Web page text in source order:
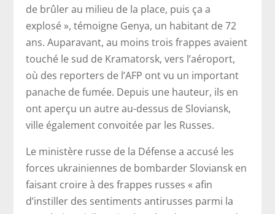
de brûler au milieu de la place, puis ça a
explosé », témoigne Genya, un habitant de 72
ans. Auparavant, au moins trois frappes avaient
touché le sud de Kramatorsk, vers l’aéroport,
où des reporters de l’AFP ont vu un important
panache de fumée. Depuis une hauteur, ils en
ont aperçu un autre au-dessus de Sloviansk,
ville également convoitée par les Russes.
Le ministère russe de la Défense a accusé les
forces ukrainiennes de bombarder Sloviansk en
faisant croire à des frappes russes « afin
d’instiller des sentiments antirusses parmi la